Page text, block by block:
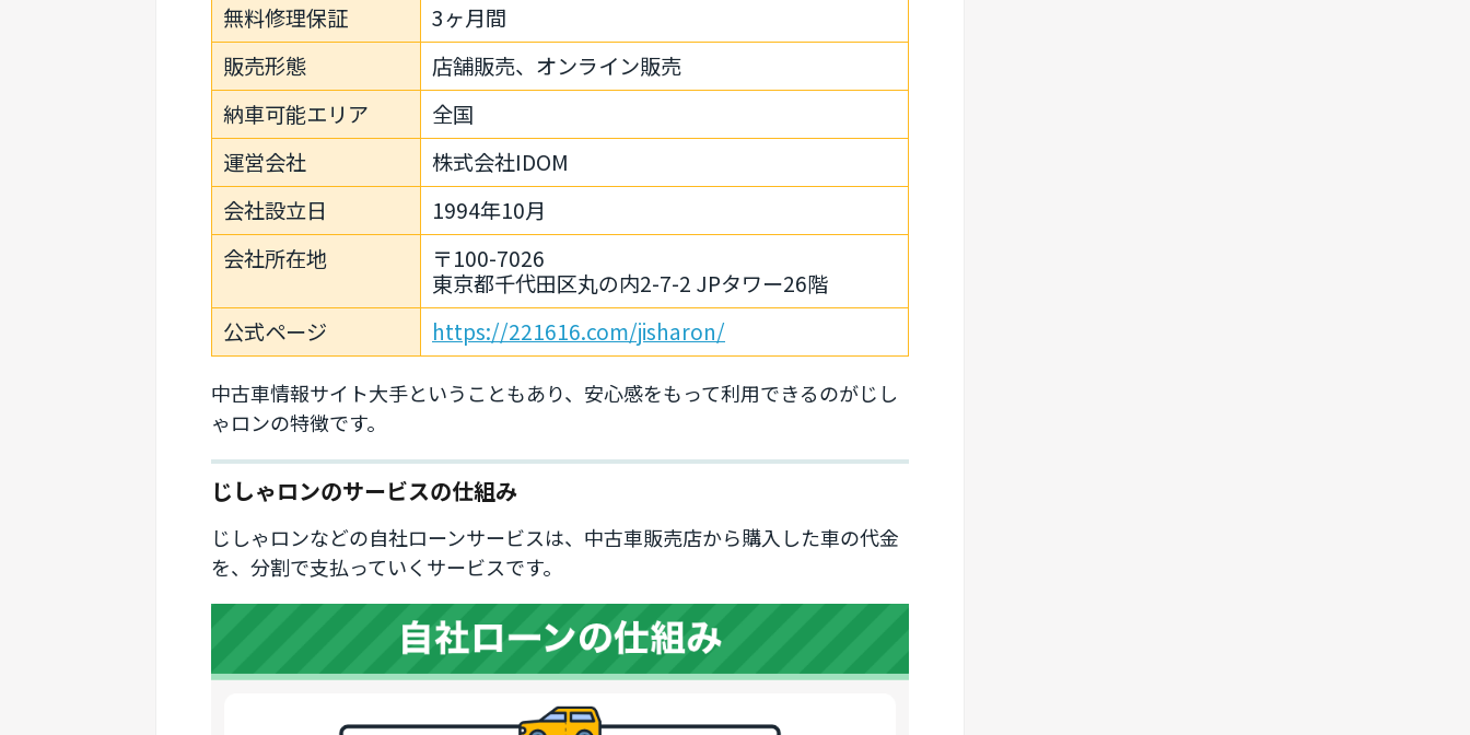
無料修理保証
3ヶ月間
販売形態
店舗販売、オンライン販売
納車可能エリア
全国
運営会社
株式会社IDOM
会社設立日
1994年10月
会社所在地
〒100-7026
東京都千代田区丸の内2-7-2 JPタワー26階
公式ページ
https://221616.com/jisharon/
中古車情報サイト大手ということもあり、安心感をもって利用できるのがじし
ゃロンの特徴です。
じしゃロンのサービスの仕組み
じしゃロンなどの自社ローンサービスは、中古車販売店から購入した車の代金
を、分割で支払っていくサービスです。